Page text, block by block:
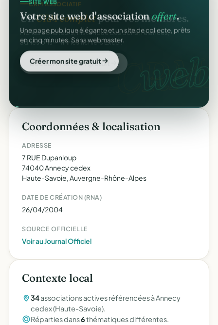
web.
Votre site web d'associationoffert.
Une page publique élégante et un site de collecte, prêts
en cinq minutes. Sans webmaster.
Créer mon site gratuit
Coordonnées & localisation
ADRESSE
7 RUE Dupanloup
74040 Annecy cedex
Haute-Savoie, Auvergne-Rhône-Alpes
DATE DE CRÉATION (RNA)
26/04/2004
SOURCE OFFICIELLE
Voir au Journal Officiel
Contexte local
34associations actives référencées à Annecy
cedex (Haute-Savoie).
Réparties dans6thématiques différentes.